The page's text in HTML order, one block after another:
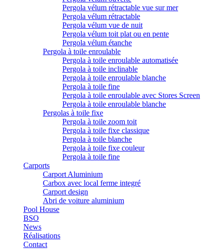
Pergola vélum rétractable vue sur mer
Pergola vélum rétractable
Pergola vélum vue de nuit
Pergola vélum toit plat ou en pente
Pergola vélum étanche
Pergola à toile enroulable
Pergola à toile enroulable automatisée
Pergola à toile inclinable
Pergola à toile enroulable blanche
Pergola à toile fine
Pergola à toile enroulable avec Stores Screen
Pergola à toile enroulable blanche
Pergolas à toile fixe
Pergola à toile zoom toit
Pergola à toile fixe classique
Pergola à toile blanche
Pergola à toile fixe couleur
Pergola à toile fine
Carports
Carport Aluminium
Carbox avec local ferme integré
Carport design
Abri de voiture aluminium
Pool House
BSO
News
Réalisations
Contact